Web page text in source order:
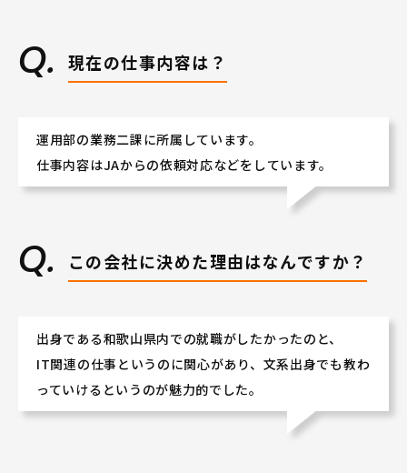
現在の仕事内容は？
運用部の業務二課に所属しています。
仕事内容はJAからの依頼対応などをしています。
この会社に決めた理由はなんですか？
出身である和歌山県内での就職がしたかったのと、
IT関連の仕事というのに関心があり、文系出身でも教わ
っていけるというのが魅力的でした。